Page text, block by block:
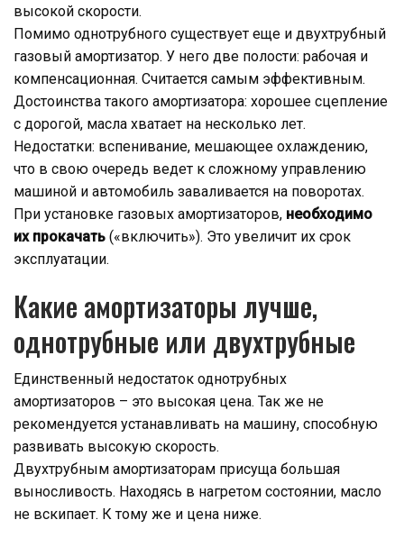
высокой скорости.
Помимо однотрубного существует еще и двухтрубный
газовый амортизатор. У него две полости: рабочая и
компенсационная. Считается самым эффективным.
Достоинства такого амортизатора: хорошее сцепление
с дорогой, масла хватает на несколько лет.
Недостатки: вспенивание, мешающее охлаждению,
что в свою очередь ведет к сложному управлению
машиной и автомобиль заваливается на поворотах.
При установке газовых амортизаторов, необходимо
их прокачать («включить»). Это увеличит их срок
эксплуатации.
Какие амортизаторы лучше,
однотрубные или двухтрубные
Единственный недостаток однотрубных
амортизаторов – это высокая цена. Так же не
рекомендуется устанавливать на машину, способную
развивать высокую скорость.
Двухтрубным амортизаторам присуща большая
выносливость. Находясь в нагретом состоянии, масло
не вскипает. К тому же и цена ниже.